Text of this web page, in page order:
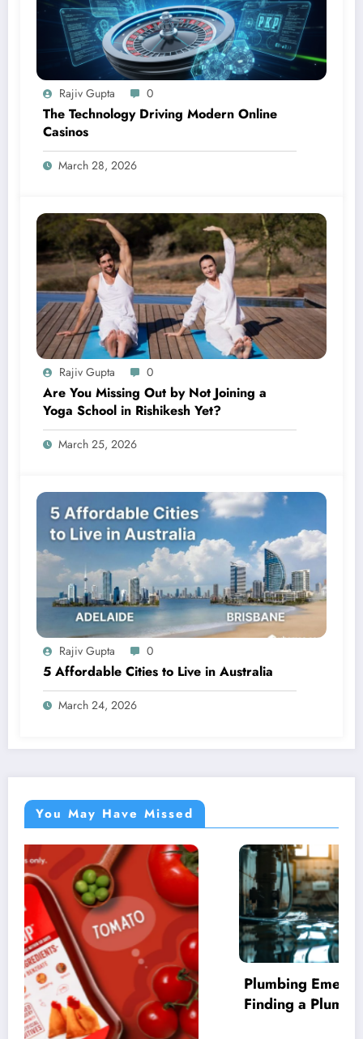
Rajiv Gupta 0
The Technology Driving Modern Online
Casinos
March 28, 2026
Rajiv Gupta 0
Are You Missing Out by Not Joining a
Yoga School in Rishikesh Yet?
March 25, 2026
Rajiv Gupta 0
5 Affordable Cities to Live in Australia
March 24, 2026
You May Have Missed
Guide for